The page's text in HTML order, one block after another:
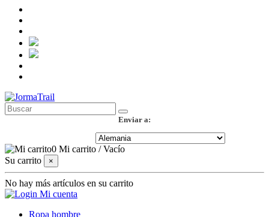
Enviar a:
0 Mi carrito /Vacío
Su carrito
×
No hay más artículos en su carrito
Mi cuenta
Ropa hombre